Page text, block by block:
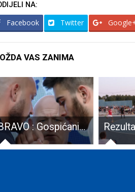
NA:
Facebook Twitter
VAS ZANIMA
BRAVO : Gospićanin Rino Mašić zlatni u seniorskoj konkurenciji na Europskom prvenstvu u obaranju ruku desnom rukom!!!